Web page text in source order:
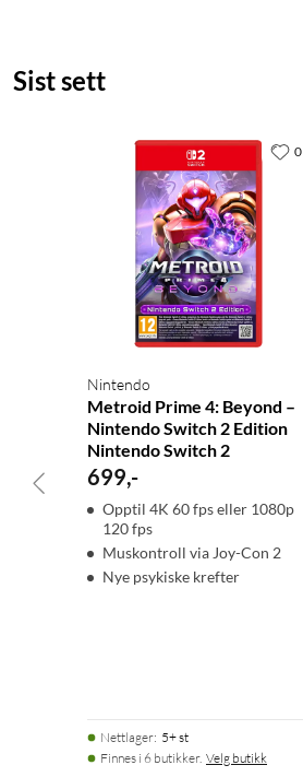
Sist sett
Nintendo
Metroid Prime 4: Beyond –
Nintendo Switch 2 Edition
Nintendo Switch 2
699,-
Opptil 4K 60 fps eller 1080p
120 fps
Muskontroll via Joy-Con 2
Nye psykiske krefter
Nettlager: 5+ st
Finnes i 6 butikker. Velg butikk
0